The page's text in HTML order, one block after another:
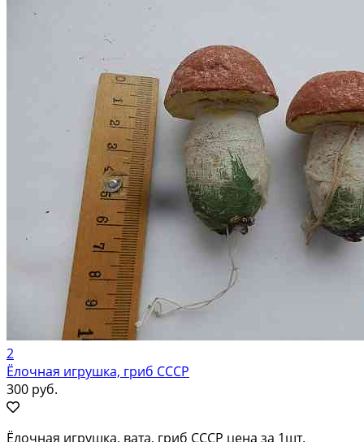
2
Ёлочная игрушка, гриб СССР
300 руб.
Ёлочная игрушка, вата, гриб СССР цена за 1шт.